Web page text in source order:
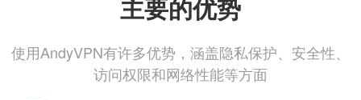
主要的优势
使用AndyVPN有许多优势，涵盖隐私保护、安全性、
访问权限和网络性能等方面